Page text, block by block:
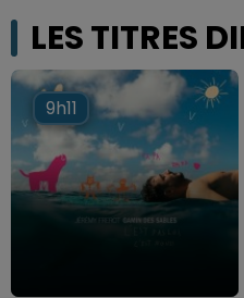
LES TITRES
9h11
9h11